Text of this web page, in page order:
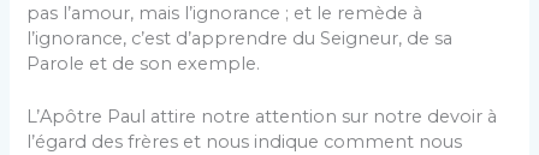
pas l’amour, mais l’ignorance ; et le remède à
l’ignorance, c’est d’apprendre du Seigneur, de sa
Parole et de son exemple.
L’Apôtre Paul attire notre attention sur notre devoir à
l’égard des frères et nous indique comment nous